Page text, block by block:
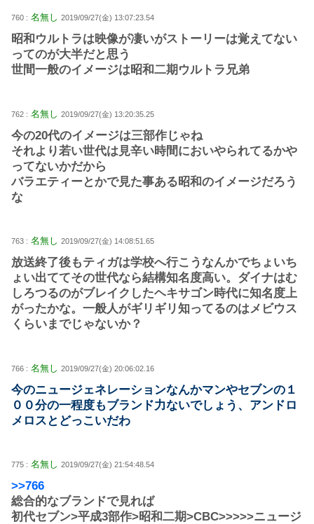
760 : 名無し 2019/09/27(金) 13:07:23.54
昭和ウルトラは映像が凄いがストーリーは覚えてない
ってのが大半だと思う
世間一般のイメージは昭和二期ウルトラ兄弟
762 : 名無し 2019/09/27(金) 13:20:35.25
今の20代のイメージは三部作じゃね
それより若い世代は見辛い時間においやられてるかや
ってないかだから
バラエティーとかで見た事ある昭和のイメージだろう
な
763 : 名無し 2019/09/27(金) 14:08:51.65
放送終了後もティガは学校へ行こうなんかでちょいち
ょい出ててその世代なら結構知名度高い。ダイナはむ
しろつるのがブレイクしたヘキサゴン時代に知名度上
がったかな。一般人がギリギリ知ってるのはメビウス
くらいまでじゃないか？
766 : 名無し 2019/09/27(金) 20:06:02.16
今のニュージェネレーションなんかマンやセブンの１
００分の一程度もブランド力ないでしょう、アンドロ
メロスとどっこいだわ
775 : 名無し 2019/09/27(金) 21:54:48.54
>>766
総合的なブランドで見れば
初代セブン>平成3部作>昭和二期>CBC>>>>>ニュージ